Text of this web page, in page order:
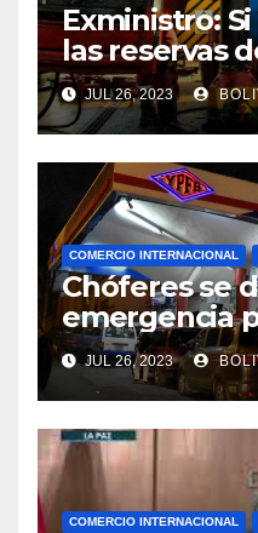
Exministro:
las reservas
comenzará
millonario
JUL 26, 2023
COMERCIO INTERNACIONAL
Chóferes se
emergencia
de Perú en
combustible
renuncia del
Transporte
JUL 26, 2023
COMERCIO INTERNACIONAL